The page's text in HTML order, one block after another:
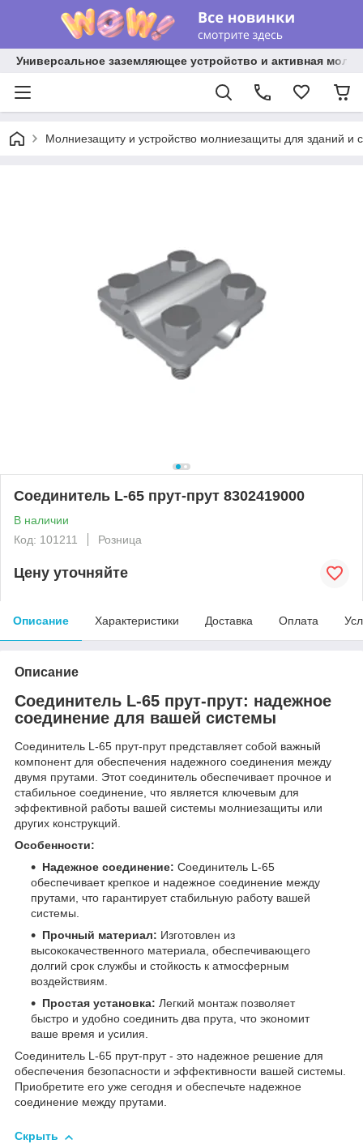
Универсальное заземляющее устройство и активная
Молниезащиту и устройство молниезащиты для зданий и
Соединитель L-65 прут-прут 8302419000
В наличии
Код: 101211
Розница
Цену уточняйте
Описание Характеристики Доставка Оплата
Описание
Соединитель L-65 прут-прут: надежное
соединение для вашей системы
Соединитель L-65 прут-прут представляет собой важный
компонент для обеспечения надежного соединения между
двумя прутами. Этот соединитель обеспечивает прочное и
стабильное соединение, что является ключевым для
эффективной работы вашей системы молниезащиты или
других конструкций.
Особенности:
Надежное соединение: Соединитель L-65
обеспечивает крепкое и надежное соединение между
прутами, что гарантирует стабильную работу вашей
системы.
Прочный материал: Изготовлен из
высококачественного материала, обеспечивающего
долгий срок службы и стойкость к атмосферным
воздействиям.
Простая установка: Легкий монтаж позволяет
быстро и удобно соединить два прута, что экономит
ваше время и усилия.
Соединитель L-65 прут-прут - это надежное решение для
обеспечения безопасности и эффективности вашей системы.
Приобретите его уже сегодня и обеспечьте надежное
соединение между прутами.
Скрыть